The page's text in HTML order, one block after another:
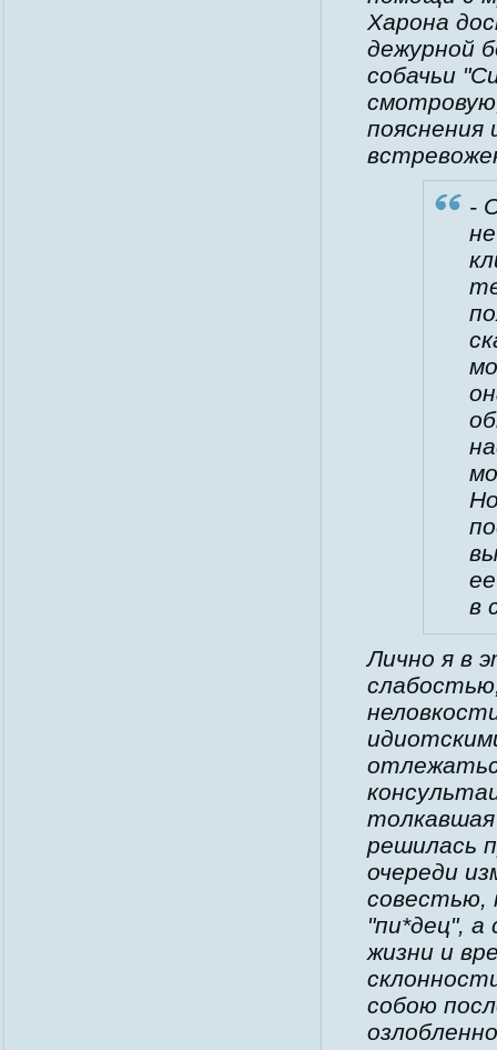
Харона
дежурной
собачьи
пояснения
-
в
Лично я в
толкавшая
решилась
очереди
совестью,
"пи*дец", а
жизни и
собою